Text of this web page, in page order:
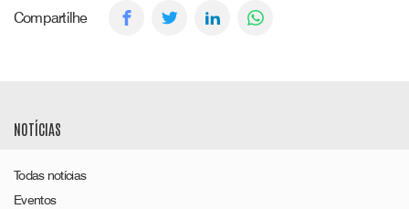
Compartilhe
NOTÍCIAS
Todas notícias
Eventos